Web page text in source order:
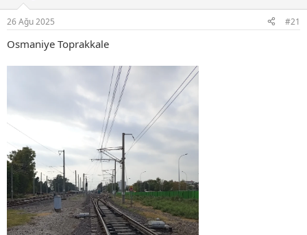
:
26 Ağu 2025 #21
Osmaniye Toprakkale